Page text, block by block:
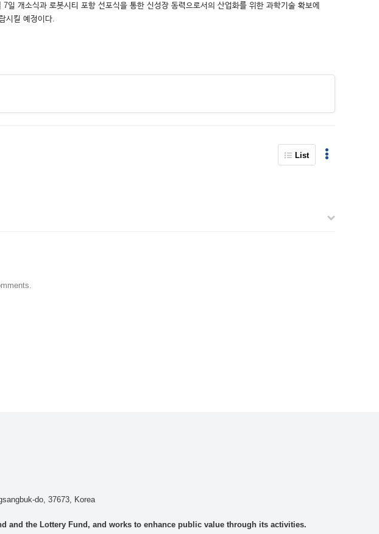
개소식과 로봇시티 포항 선포식을 통한 신성장 동력으로서의 산업화를 위한 과학기술 확보에
시킬 예정이다.
List
do, 37673, Korea
and the Lottery Fund, and works to enhance public value through its activities.